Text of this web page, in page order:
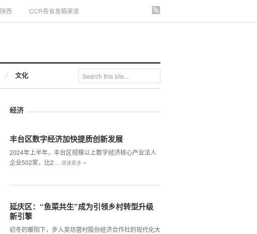
陕西 CCR各省发稿渠道
文化
经济
丰台区数字经济加快提质创新发展
2024年上半年，丰台区规模以上数字经济核心产业法人
企业502家，比2…
阅读更多 »
延庆区：“鱼菜共生”成为引领乡村转型升级
新引擎
初冬的暖阳下，步入吴坊营村股份经济合作社的现代化大